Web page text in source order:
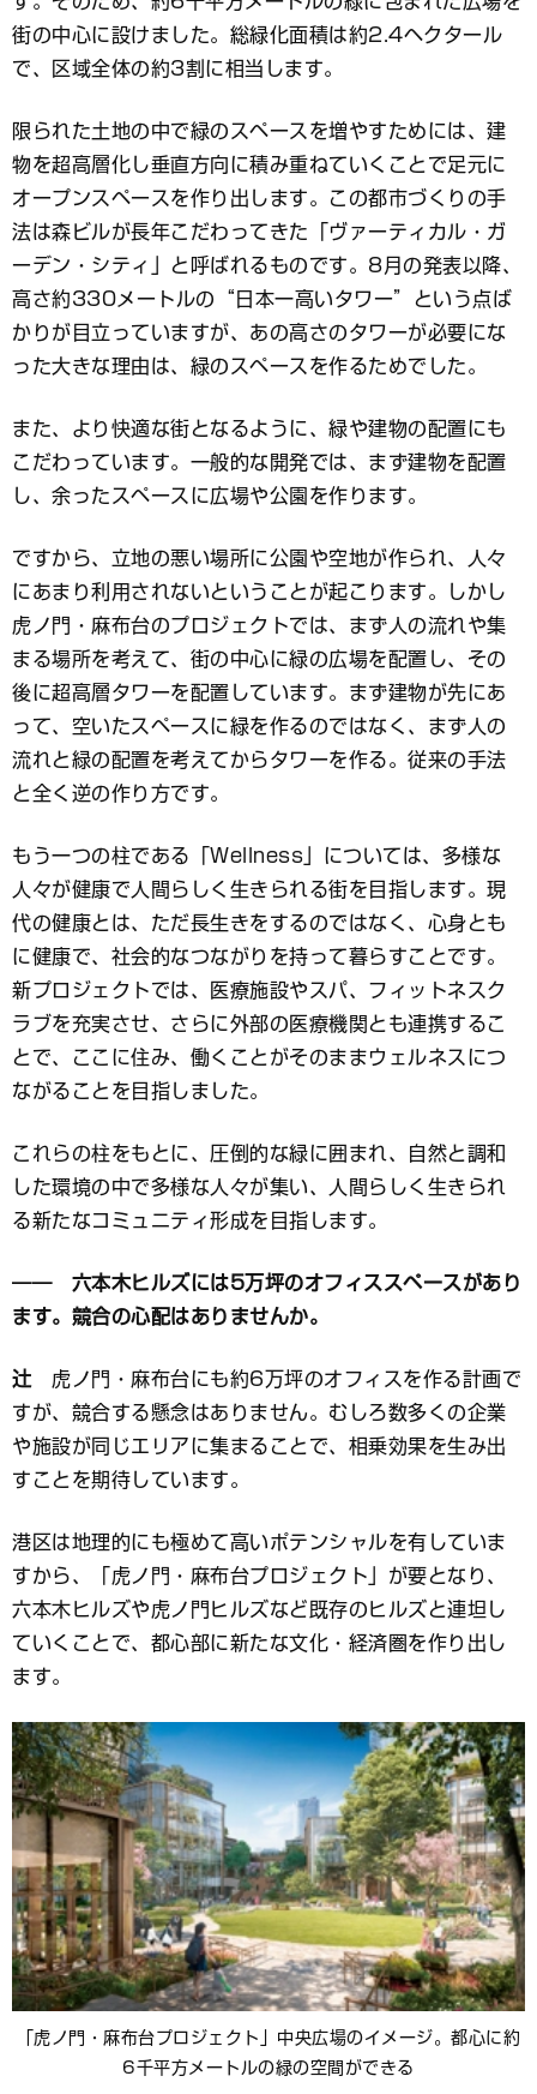
街の中心に設けました。総緑化面積は約2.4ヘクタール
で、区域全体の約3割に相当します。
限られた土地の中で緑のスペースを増やすためには、建
物を超高層化し垂直方向に積み重ねていくことで足元に
オープンスペースを作り出します。この都市づくりの手
法は森ビルが長年こだわってきた「ヴァーティカル・ガ
ーデン・シティ」と呼ばれるものです。8月の発表以降、
高さ約330メートルの“日本一高いタワー”という点ば
かりが目立っていますが、あの高さのタワーが必要にな
った大きな理由は、緑のスペースを作るためでした。
また、より快適な街となるように、緑や建物の配置にも
こだわっています。一般的な開発では、まず建物を配置
し、余ったスペースに広場や公園を作ります。
ですから、立地の悪い場所に公園や空地が作られ、人々
にあまり利用されないということが起こります。しかし
虎ノ門・麻布台のプロジェクトでは、まず人の流れや集
まる場所を考えて、街の中心に緑の広場を配置し、その
後に超高層タワーを配置しています。まず建物が先にあ
って、空いたスペースに緑を作るのではなく、まず人の
流れと緑の配置を考えてからタワーを作る。従来の手法
と全く逆の作り方です。
もう一つの柱である「Wellness」については、多様な
人々が健康で人間らしく生きられる街を目指します。現
代の健康とは、ただ長生きをするのではなく、心身とも
に健康で、社会的なつながりを持って暮らすことです。
新プロジェクトでは、医療施設やスパ、フィットネスク
ラブを充実させ、さらに外部の医療機関とも連携するこ
とで、ここに住み、働くことがそのままウェルネスにつ
ながることを目指しました。
これらの柱をもとに、圧倒的な緑に囲まれ、自然と調和
した環境の中で多様な人々が集い、人間らしく生きられ
る新たなコミュニティ形成を目指します。
―― 六本木ヒルズには5万坪のオフィススペースがあり
ます。競合の心配はありませんか。
辻 虎ノ門・麻布台にも約6万坪のオフィスを作る計画で
すが、競合する懸念はありません。むしろ数多くの企業
や施設が同じエリアに集まることで、相乗効果を生み出
すことを期待しています。
港区は地理的にも極めて高いポテンシャルを有していま
すから、「虎ノ門・麻布台プロジェクト」が要となり、
六本木ヒルズや虎ノ門ヒルズなど既存のヒルズと連坦し
ていくことで、都心部に新たな文化・経済圏を作り出し
ます。
「虎ノ門・麻布台プロジェクト」中央広場のイメージ。都心に約
6千平方メートルの緑の空間ができる